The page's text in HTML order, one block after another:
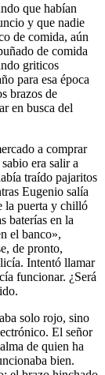
que habían
y que nadie
de comida, aún
de comida
griticos
para esa época
brazos de
en busca del
a comprar
era salir a
traído pajaritos
Eugenio salía
la puerta y chilló
baterías en la
el banco»,
de pronto,
Intentó llamar
funcionar. ¿Será
solo rojo, sino
El señor
de quien ha
bien.